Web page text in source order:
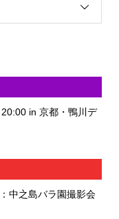
in 京都・鴨川デ
中之島バラ園撮影会